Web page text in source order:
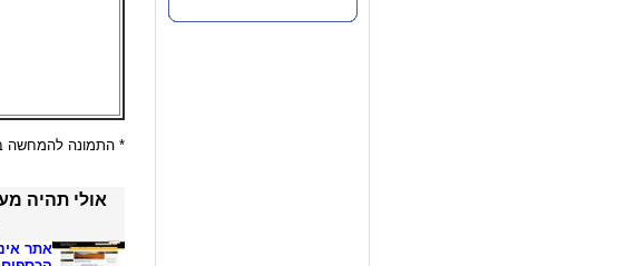
* התמונה להמחשה
אולי תהיה
אתר